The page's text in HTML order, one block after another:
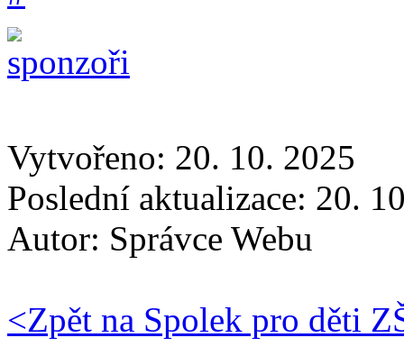
Vytvořeno: 20. 10. 2025
Poslední aktualizace: 20.
Autor: Správce Webu
<Zpět na Spolek pro děti